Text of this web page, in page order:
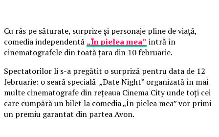
Cu râs pe săturate, surprize și personaje pline de viață,
comedia independentă „În pielea mea” intră în
cinematografele din toată țara din 10 februarie.
Spectatorilor li s-a pregătit o surpriză pentru data de 12
februarie: o seară specială „Date Night” organizată în mai
multe cinematografe din rețeaua Cinema City unde toți cei
care cumpără un bilet la comedia „În pielea mea” vor primi
un premiu garantat din partea Avon.